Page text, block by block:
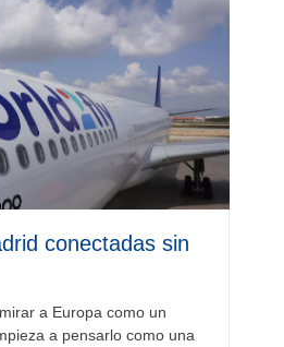
conectadas sin
a Europa como un
a pensarlo como una